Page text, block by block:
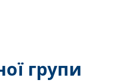
групи